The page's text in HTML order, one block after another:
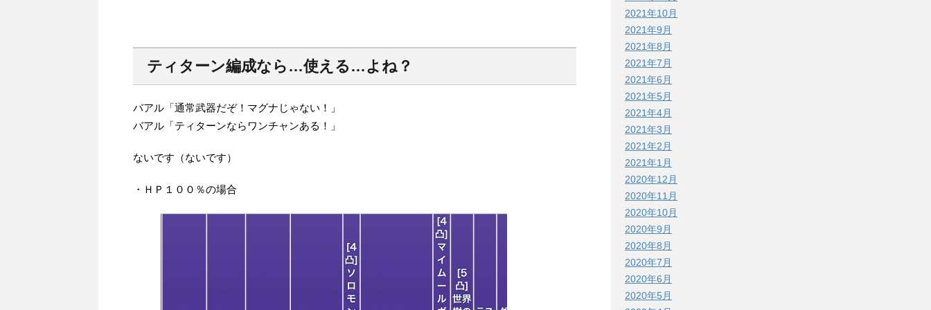
ティターン編成なら…使える…よね？
バアル「通常武器だぞ！マグナじゃない！」
バアル「ティターンならワンチャンある！」
ないです（ないです）
・ＨＰ１００％の場合
2021年10月
2021年9月
2021年8月
2021年7月
2021年6月
2021年5月
2021年4月
2021年3月
2021年2月
2021年1月
2020年12月
2020年11月
2020年10月
2020年9月
2020年8月
2020年7月
2020年6月
2020年5月